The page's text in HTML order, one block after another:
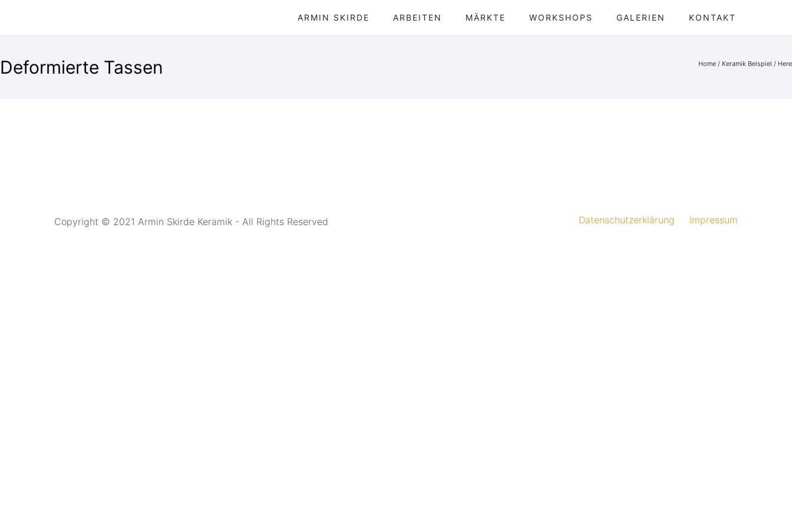
ARMIN SKIRDE ARBEITEN MÄRKTE WORKSHOPS GALERIEN KONTAKT
Deformierte Tassen Home / Keramik Beispiel / Here
Copyright © 2021 Armin Skirde Keramik - All Rights Reserved Datenschutzerklärung Impressum